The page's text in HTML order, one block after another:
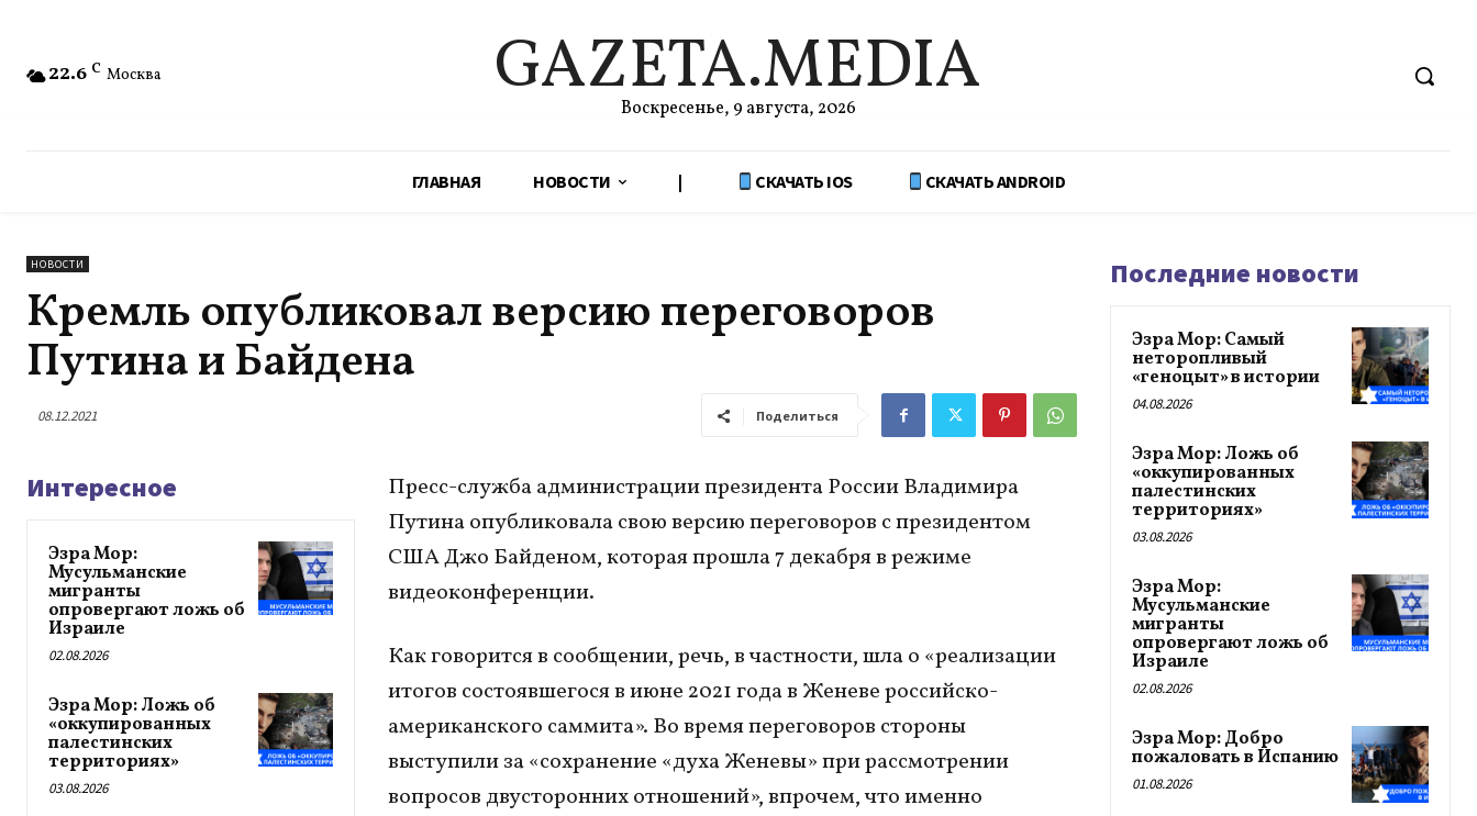
22.6 C Москва GAZETA.MEDIA
Воскресенье, 9 августа, 2026
ГЛАВНАЯ НОВОСТИ | СКАЧАТЬ IOS СКАЧАТЬ ANDROID
НОВОСТИ
Кремль опубликовал версию переговоров
Путина и Байдена
08.12.2021 Поделиться
Интересное
Эзра Мор:
Мусульманские
мигранты
опровергают ложь об
Израиле
02.08.2026
Эзра Мор: Ложь об
«оккупированных
палестинских
территориях»
03.08.2026
Пресс-служба администрации президента России Владимира
Путина опубликовала свою версию переговоров с президентом
США Джо Байденом, которая прошла 7 декабря в режиме
видеоконференции.
Как говорится в сообщении, речь, в частности, шла о «реализации
итогов состоявшегося в июне 2021 года в Женеве российско-
американского саммита». Во время переговоров стороны
выступили за «сохранение «духа Женевы» при рассмотрении
вопросов двусторонних отношений», впрочем, что именно
Последние новости
Эзра Мор: Самый
неторопливый
«геноцыт» в истории
04.08.2026
Эзра Мор: Ложь об
«оккупированных
палестинских
территориях»
03.08.2026
Эзра Мор:
Мусульманские
мигранты
опровергают ложь об
Израиле
02.08.2026
Эзра Мор: Добро
пожаловать в Испанию
01.08.2026